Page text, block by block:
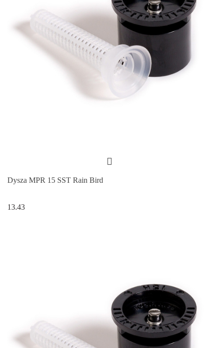
Dysza MPR 15 SST Rain Bird
13.43